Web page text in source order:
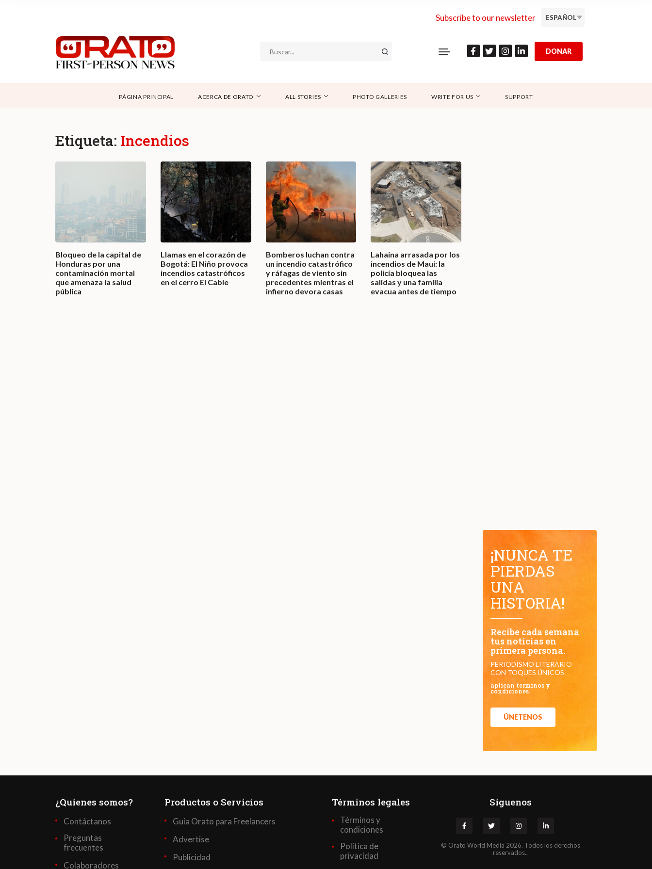
Subscribe to our newsletter ESPAÑOL
SUPPORT
CONTÁCTANOS
DONAR
PÁGINA PRINCIPAL ACERCA DE ORATO ALL STORIES PHOTO GALLERIES WRITE FOR US SUPPORT
Etiqueta: Incendios
Bloqueo de la capital de
Honduras por una
contaminación mortal
que amenaza la salud
pública
Llamas en el corazón de
Bogotá: El Niño provoca
incendios catastróficos
en el cerro El Cable
Bomberos luchan contra
un incendio catastrófico
y ráfagas de viento sin
precedentes mientras el
infierno devora casas
Lahaina arrasada por los
incendios de Maui: la
policía bloquea las
salidas y una familia
evacua antes de tiempo
¡NUNCA TE
PIERDAS
UNA
HISTORIA!
Recibe cada semana
tus noticias en
primera persona.
PERIODISMO LITERARIO
CON TOQUES ÚNICOS
aplican terminos y
condiciones.
ÚNETENOS
¿Quienes somos?
Contáctanos
Preguntas
frecuentes
Colaboradores
Productos o Servicios
Guía Orato para Freelancers
Advertise
Publicidad
Términos legales
Términos y
condiciones
Política de
privacidad
Síguenos
© Orato World Media 2026. Todos los derechos
reservados..